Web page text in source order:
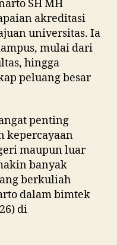
SH MH
akreditasi
universitas. Ia
mulai dari
hingga
peluang besar
penting
kepercayaan
maupun luar
banyak
berkuliah
dalam bimtek
di